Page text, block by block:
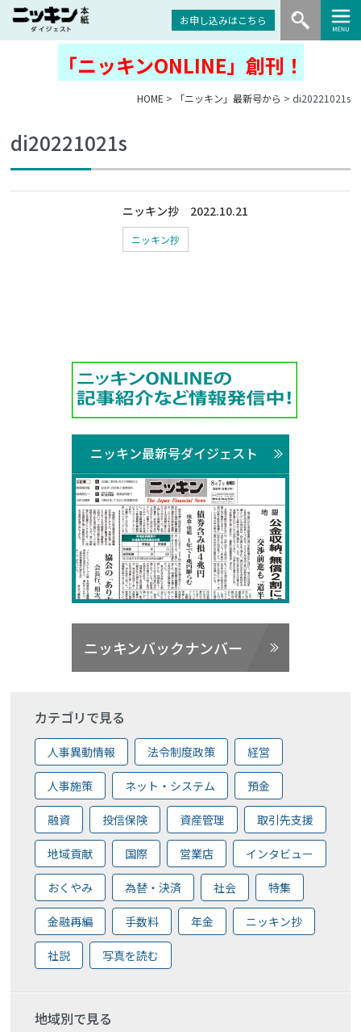
お申し込みはこちら
「ニッキンONLINE」創刊！
HOME > 「ニッキン」最新号から > di20221021s
di20221021s
ニッキン抄 2022.10.21
ニッキン抄
ニッキン最新号ダイジェスト
ニッキンバックナンバー
カテゴリで見る
人事異動情報 法令制度政策 経営
人事施策 ネット・システム 預金
融資 投信保険 資産管理 取引先支援
地域貢献 国際 営業店 インタビュー
おくやみ 為替・決済 社会 特集
金融再編 手数料 年金 ニッキン抄
社説 写真を読む
地域別で見る